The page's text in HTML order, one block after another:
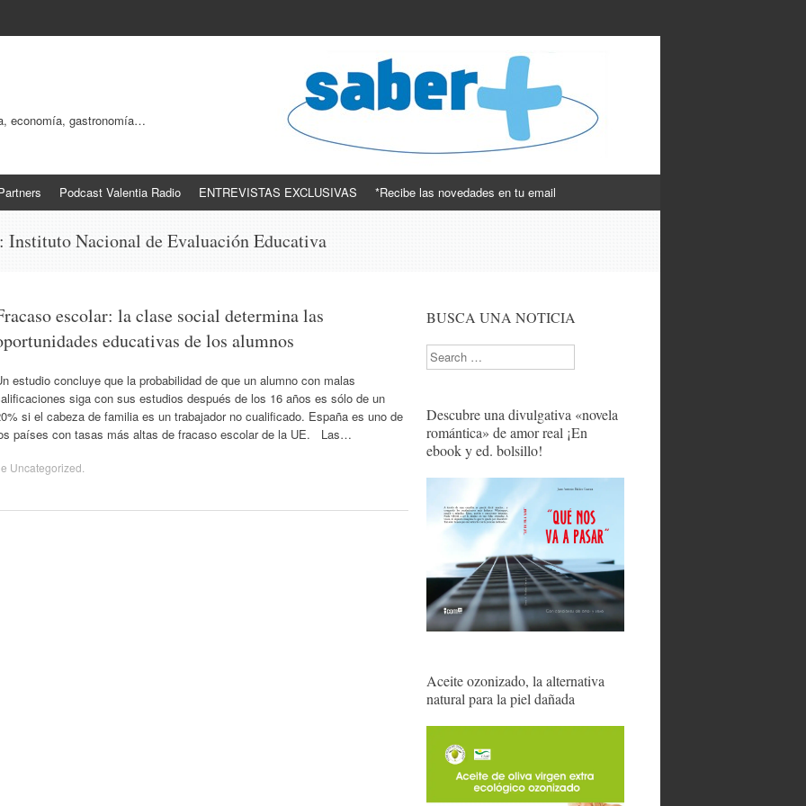
economía, gastronomía…
Podcast Valentia Radio ENTREVISTAS EXCLUSIVAS *Recibe las novedades en tu email
Instituto Nacional de Evaluación Educativa
escolar: la clase social determina las
educativas de los alumnos
estudio concluye que la probabilidad de que un alumno con malas
siga con sus estudios después de los 16 años es sólo de un
si el cabeza de familia es un trabajador no cualificado. España es uno de
países con tasas más altas de fracaso escolar de la UE. Las…
Uncategorized
BUSCA UNA NOTICIA
Search
Descubre una divulgativa «novela
romántica» de amor real ¡En
ebook y ed. bolsillo!
Aceite ozonizado, la alternativa
natural para la piel dañada